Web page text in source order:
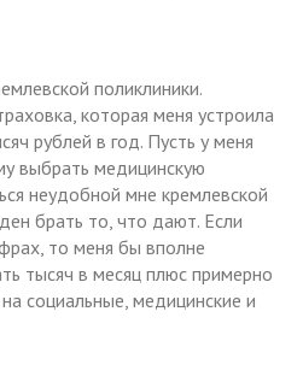
поликлиники.
которая меня устроила
рублей в год. Пусть у меня
выбрать медицинскую
неудобной мне кремлевской
брать то, что дают. Если
то меня бы вполне
тысяч в месяц плюс примерно
социальные, медицинские и